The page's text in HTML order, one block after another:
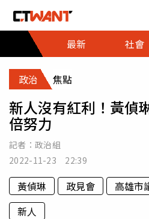
最新
社會
政治 焦點
新人沒有紅利！黃偵
倍努力
記者： 政治組
2022-11-23 22:39
黃偵琳 政見會 高雄市
新人